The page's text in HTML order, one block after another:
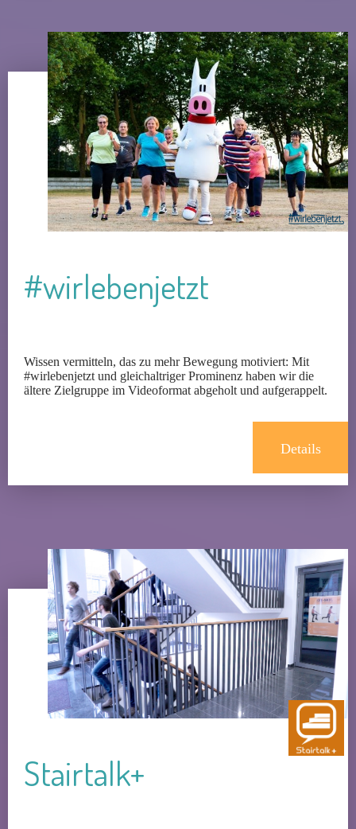
#wirlebenjetzt
Wissen vermitteln, das zu mehr Bewegung motiviert: Mit
#wirlebenjetzt und gleichaltriger Prominenz haben wir die
ältere Zielgruppe im Videoformat abgeholt und aufgerappelt.
Details
Stairtalk+